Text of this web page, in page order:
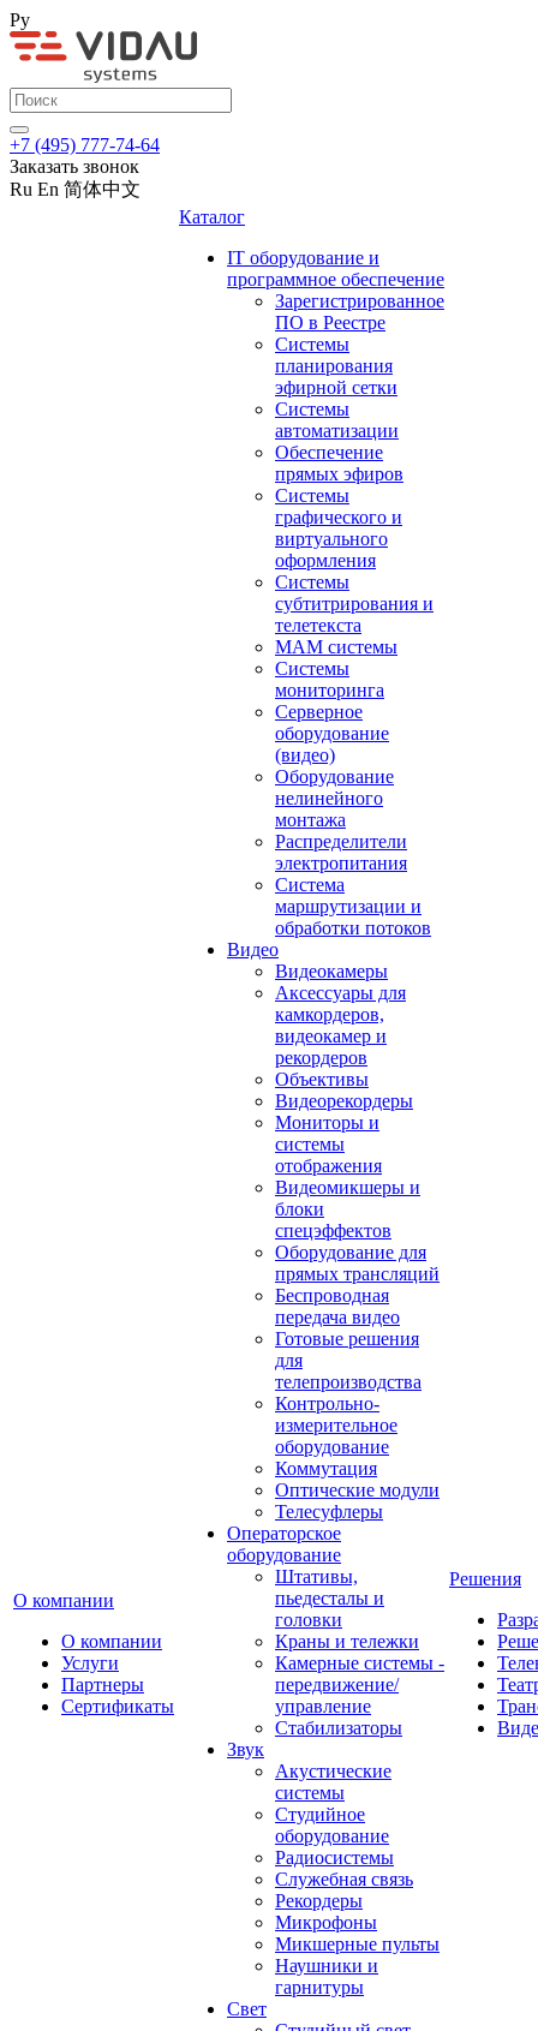
Ру
+7 (495) 777-74-64
Заказать звонок
Ru En 简体中文
О компании
О компании
Услуги
Партнеры
Сертификаты
Каталог
IT оборудование и
программное обеспечение
Зарегистрированное
ПО в Реестре
Системы
планирования
эфирной сетки
Системы
автоматизации
Обеспечение
прямых эфиров
Системы
графического и
виртуального
оформления
Системы
субтитрирования и
телетекста
MAM системы
Системы
мониторинга
Серверное
оборудование
(видео)
Оборудование
нелинейного
монтажа
Распределители
электропитания
Система
маршрутизации и
обработки потоков
Видео
Видеокамеры
Аксессуары для
камкордеров,
видеокамер и
рекордеров
Объективы
Видеорекордеры
Мониторы и
системы
отображения
Видеомикшеры и
блоки
спецэффектов
Оборудование для
прямых трансляций
Беспроводная
передача видео
Готовые решения
для
телепроизводства
Контрольно-
измерительное
оборудование
Коммутация
Оптические модули
Телесуфлеры
Операторское
оборудование
Штативы,
пьедесталы и
головки
Краны и тележки
Камерные системы -
передвижение/
управление
Стабилизаторы
Звук
Акустические
системы
Студийное
оборудование
Радиосистемы
Служебная связь
Рекордеры
Микрофоны
Микшерные пульты
Наушники и
гарнитуры
Свет
Решения